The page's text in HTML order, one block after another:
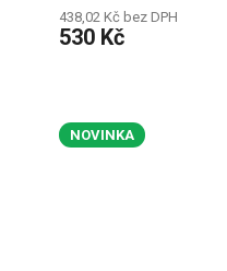
438,02 Kč bez DPH
530 Kč
NOVINKA